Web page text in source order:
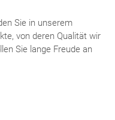
Sie in unserem
von deren Qualität wir
Sie lange Freude an